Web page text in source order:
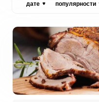
дате
популярности